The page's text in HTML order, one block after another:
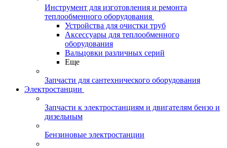
Инструмент для изготовления и ремонта
теплообменного оборудования
Устройства для очистки труб
Аксессуары для теплообменного
оборудования
Вальцовки различных серий
Еще
Запчасти для сантехнического оборудования
Электростанции
Запчасти к электростанциям и двигателям бензо и
дизельным
Бензиновые электростанции